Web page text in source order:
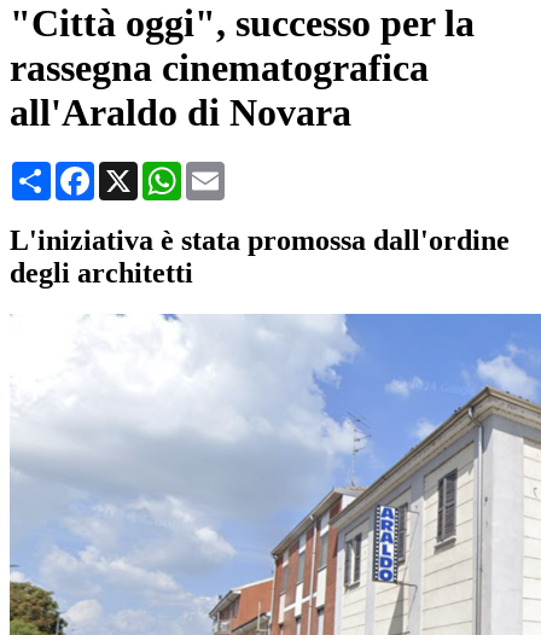
"Città oggi", successo per la
rassegna cinematografica
all'Araldo di Novara
CondividiFacebook
X WhatsApp
L'iniziativa è stata promossa dall'ordine
degli architetti